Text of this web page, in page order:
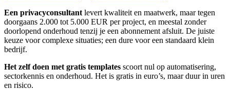
Een privacyconsultant levert kwaliteit en maatwerk, maar tegen
doorgaans 2.000 tot 5.000 EUR per project, en meestal zonder
doorlopend onderhoud tenzij je een abonnement afsluit. De juiste
keuze voor complexe situaties; een dure voor een standaard klein
bedrijf.
Het zelf doen met gratis templates scoort nul op automatisering,
sectorkennis en onderhoud. Het is gratis in euro’s, maar duur in uren
en risico.